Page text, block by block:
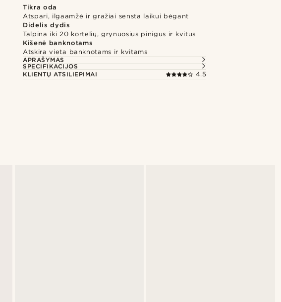
Tikra oda
Atspari, ilgaamžė ir gražiai sensta laikui bėgant
Didelis dydis
Talpina iki 20 kortelių, grynuosius pinigus ir kvitus
Kišenė banknotams
Atskira vieta banknotams ir kvitams
APRAŠYMAS
SPECIFIKACIJOS
KLIENTŲ ATSILIEPIMAI
4.5